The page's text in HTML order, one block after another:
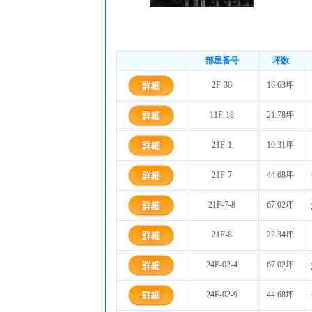
部屋番号 坪数
2F-36 16.63坪
11F-18 21.78坪
21F-1 10.31坪
21F-7 44.68坪
21F-7-8 67.02坪
21F-8 22.34坪
24F-02-4 67.02坪
24F-02-9 44.68坪